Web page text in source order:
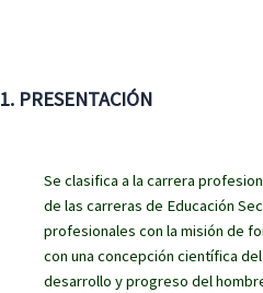
1. PRESENTACIÓN
Se clasifica a la carrera
de las carreras de Educación
profesionales con la misión de
con una concepción científica
desarrollo y progreso del